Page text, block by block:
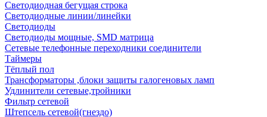
Светодиодная бегущая строка
Светодиодные линии/линейки
Светодиоды
Светодиоды мощные, SMD матрица
Сетевые телефонные переходники соединители
Таймеры
Тёплый пол
Трансформаторы ,блоки защиты галогеновых ламп
Удлинители сетевые,тройники
Фильтр сетевой
Штепсель сетевой(гнездо)